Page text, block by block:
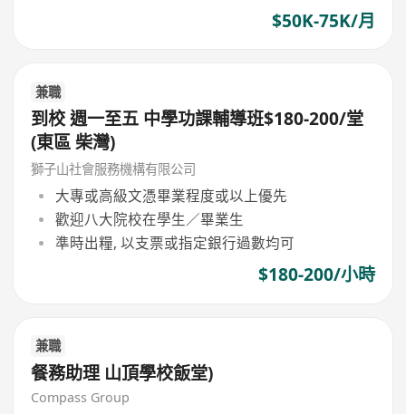
$50K-75K/月
兼職
到校 週一至五 中學功課輔導班$180-200/堂
(東區 柴灣)
獅子山社會服務機構有限公司
大專或高級文憑畢業程度或以上優先
歡迎八大院校在學生／畢業生
準時出糧, 以支票或指定銀行過數均可
$180-200/小時
兼職
餐務助理 山頂學校飯堂)
Compass Group